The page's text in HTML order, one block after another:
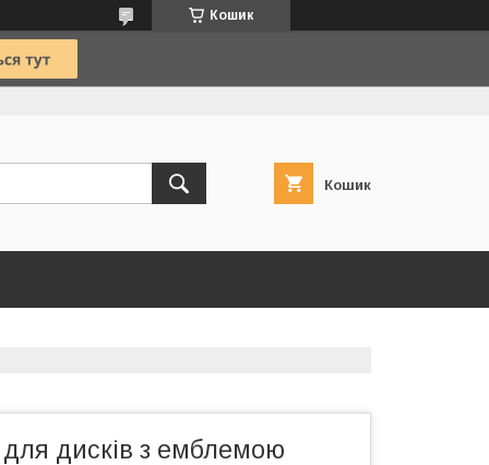
Кошик
Кошик
дисків з емблемою